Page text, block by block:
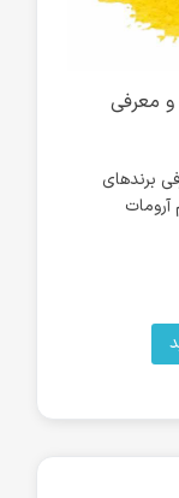
و معرفی
برندهای
آرومات